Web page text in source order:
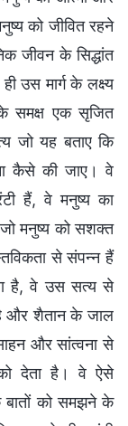
को जीवित रहने
जीवन के सिद्धांत
उस मार्ग के लक्ष्य
समक्ष एक सृजित
जो यह बताए कि
कैसे की जाए। वे
हैं, वे मनुष्य का
मनुष्य को सशक्त
से संपन्‍न हैं
है, वे उस सत्य से
और शैतान के जाल
और सांत्वना से
को देता है। वे ऐसे
बातों को समझने के